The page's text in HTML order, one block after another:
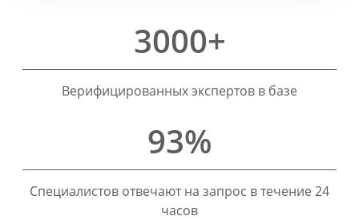
3000+
Верифицированных экспертов в базе
93%
Специалистов отвечают на запрос в течение 24
часов